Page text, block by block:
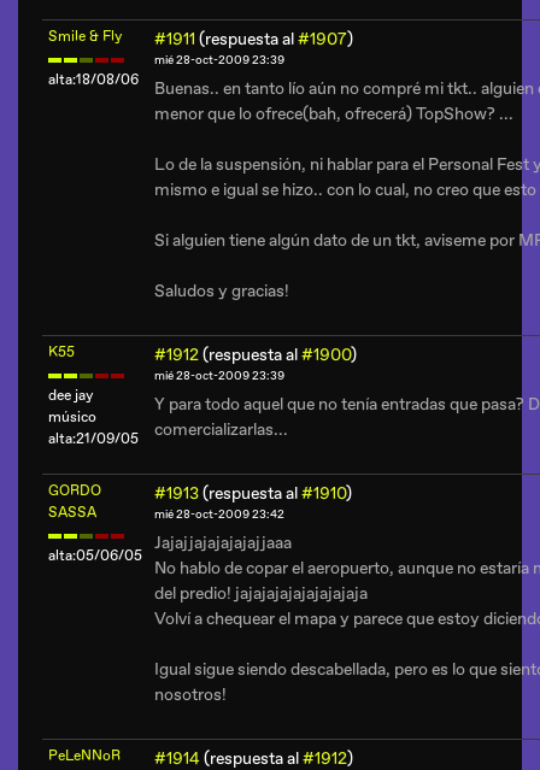
Smile & Fly
alta:18/08/06
#1911 (respuesta al#1907)
mié 28-oct-2009 23:39
Buenas.. en tanto lío aún no compré mi tkt.. alguien
menor que lo ofrece(bah, ofrecerá) TopShow? ...
Lo de la suspensión, ni hablar para el Personal
mismo e igual se hizo.. con lo cual, no creo que esto
Si alguien tiene algún dato de un tkt, aviseme por
Saludos y gracias!
K55
dee jay
músico
alta:21/09/05
#1912(respuesta al#1900)
mié 28-oct-2009 23:39
Y para todo aquel que no tenía entradas que pasa?
comercializarlas...
GORDO
SASSA
alta:05/06/05
#1913(respuesta al#1910)
mié 28-oct-2009 23:42
Jajajjajajajajajjaaa
No hablo de copar el aeropuerto, aunque no estaría
del predio! jajajajajajajajajaja
Volví a chequear el mapa y parece que estoy
Igual sigue siendo descabellada, pero es lo que
nosotros!
PeLeNNoR #1914(respuesta al#1912)